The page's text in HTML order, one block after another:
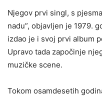
Njegov prvi singl, s
nadu”, objavljen je 1979.
izdao je i svoj prvi album
Upravo tada započinje
muzičke scene.
Tokom osamdesetih